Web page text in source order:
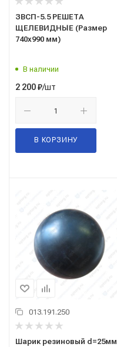
ЗВСП-5.5 РЕШЕТА
ЩЕЛЕВИДНЫЕ (Размер
740х990 мм)
В наличии
2 200₽/шт
В КОРЗИНУ
013.191.250
Шарик резиновый d=25мм